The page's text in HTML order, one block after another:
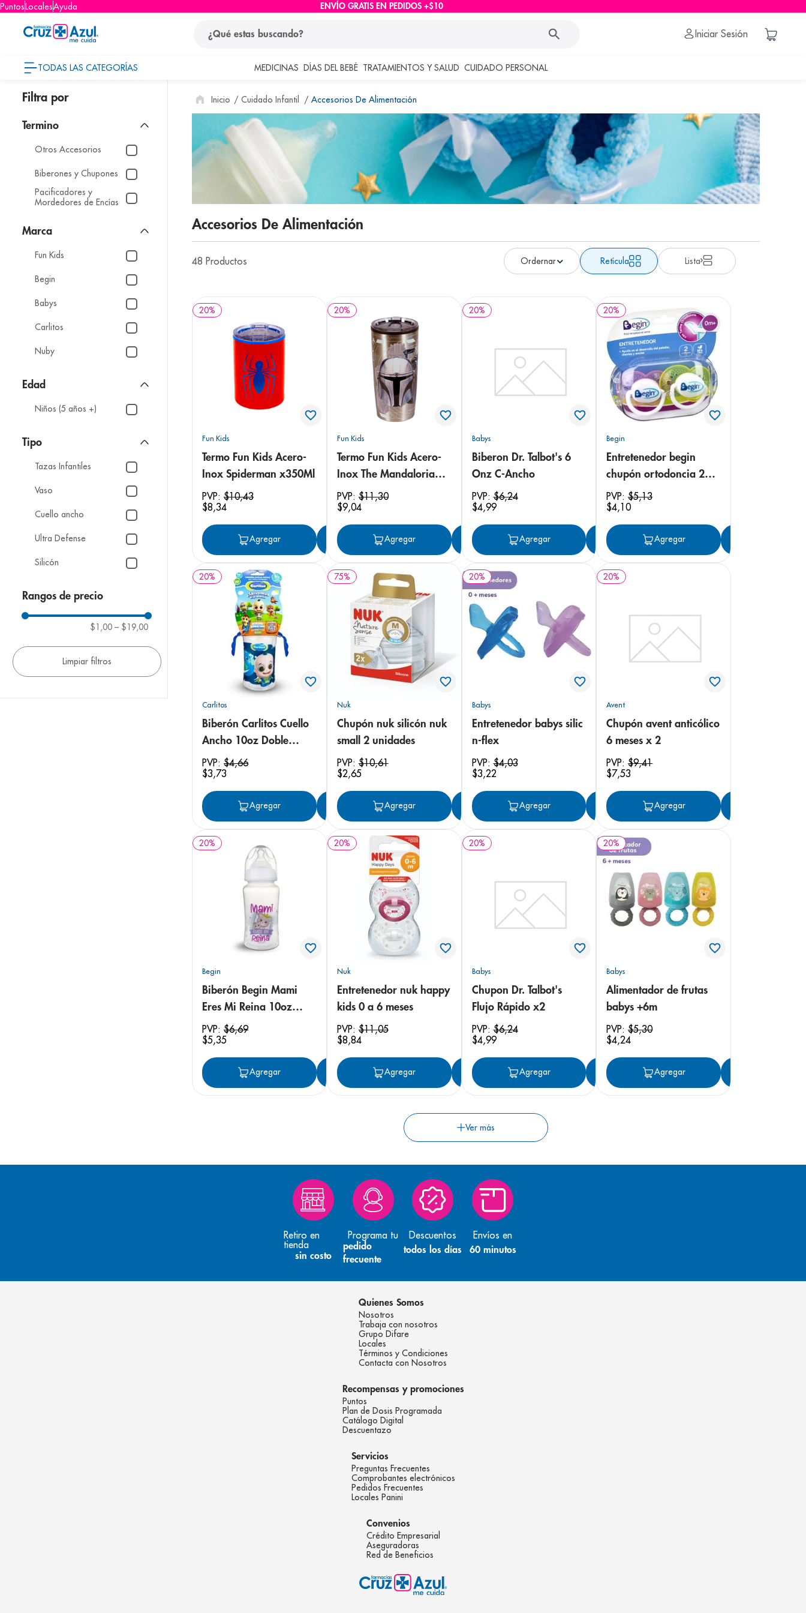
PuntosLocalesAyuda ENVÍO GRATIS EN PEDIDOS +$10
Iniciar Sesión
TODAS LAS CATEGORÍAS MEDICINAS DÍAS DEL BEBÉ TRATAMIENTOS Y SALUD CUIDADO PERSONAL
Otros Accesorios
Biberones y Chupones
Pacificadores y
Mordedores de Encías
Marca
Fun Kids
Begin
Babys
Carlitos
Nuby
Edad
Niños (5 años +)
Tipo
Tazas Infantiles
Vaso
Cuello ancho
Ultra Defense
Silicón
Clik-it Sorbete 360 D/a
Rangos de precio
$1,00 – $19,00
Cuidado Infantil Accesorios De Alimentación
Accesorios De Alimentación
48 Productos Retícula Lista
20%
Fun Kids
Termo Fun Kids Acero-
Inox Spiderman x350Ml
PVP: $10,43
$8,34
Agregar Agregar
20%
Fun Kids
Termo Fun Kids Acero-
Inox The Mandalorian
x500Ml
PVP:$11,30
$9,04
Agregar Agregar
20%
Babys
Biberon Dr. Talbot's 6
Onz C-Ancho
PVP:$6,24
$4,99
Agregar Agregar
20%
Begin
Entretenedor begin
chupón ortodoncia 2
unidades
PVP:$5,13
$4,10
Agregar
20%
Carlitos
Biberón Carlitos Cuello
Ancho 10oz Doble
Agarradera con Tetina
Antigoteo
PVP: $4,66
$3,73
Agregar Agregar
75%
Nuk
Chupón nuk silicón nuk
small 2 unidades
PVP:$10,61
$2,65
Agregar Agregar
20%
Babys
Entretenedor babys silic
n-flex
PVP:$4,03
$3,22
Agregar Agregar
20%
Avent
Chupón avent anticólico
6 meses x 2
PVP:$9,41
$7,53
Agregar
20%
Begin
Biberón Begin Mami
Eres Mi Reina 10oz
Edición Especial (Niña)
PVP: $6,69
$5,35
Agregar Agregar
20%
Nuk
Entretenedor nuk happy
kids 0 a 6 meses
PVP:$11,05
$8,84
Agregar Agregar
20%
Babys
Chupon Dr. Talbot's
Flujo Rápido x2
PVP:$6,24
$4,99
Agregar Agregar
20%
Babys
Alimentador de frutas
babys +6m
PVP:$5,30
$4,24
Agregar
Retiro en
tienda
sin costo
Programa tu
pedido
frecuente
Descuentos
todos los días
Envíos en
60 minutos
Quienes Somos
Nosotros
Trabaja con nosotros
Grupo Difare
Locales
Términos y Condiciones
Contacta con Nosotros
Recompensas y promociones
Puntos
Plan de Dosis Programada
Catálogo Digital
Descuentazo
Servicios
Preguntas Frecuentes
Comprobantes electrónicos
Pedidos Frecuentes
Locales Panini
Convenios
Crédito Empresarial
Aseguradoras
Red de Beneficios
términos más buscados
1. protector solar
pañales
3. eucerin
cerave
nivea
7. bioderma